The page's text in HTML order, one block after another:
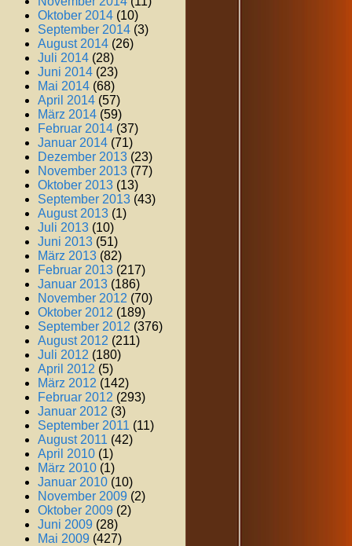
Oktober 2014 (10)
September 2014 (3)
August 2014 (26)
Juli 2014 (28)
Juni 2014 (23)
Mai 2014 (68)
April 2014 (57)
März 2014 (59)
Februar 2014 (37)
Januar 2014 (71)
Dezember 2013 (23)
November 2013 (77)
Oktober 2013 (13)
September 2013 (43)
August 2013 (1)
Juli 2013 (10)
Juni 2013 (51)
März 2013 (82)
Februar 2013 (217)
Januar 2013 (186)
November 2012 (70)
Oktober 2012 (189)
September 2012 (376)
August 2012 (211)
Juli 2012 (180)
April 2012 (5)
März 2012 (142)
Februar 2012 (293)
Januar 2012 (3)
September 2011 (11)
August 2011 (42)
April 2010 (1)
März 2010 (1)
Januar 2010 (10)
November 2009 (2)
Oktober 2009 (2)
Juni 2009 (28)
Mai 2009 (427)